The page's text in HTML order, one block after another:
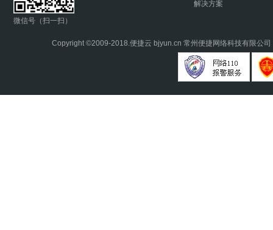
微信号（扫一扫）
解决方案
Copyright ©2009-2018.便捷云 bjyun.cn 常州便捷网络科技有限公